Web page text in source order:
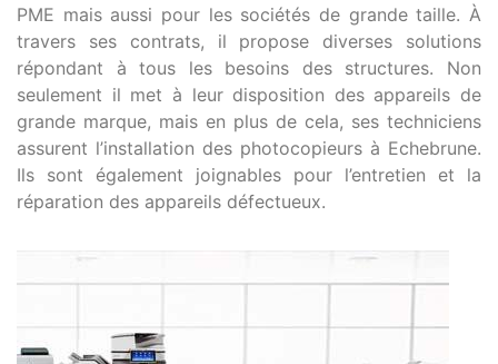
PME mais aussi pour les sociétés de grande taille. À
travers ses contrats, il propose diverses solutions
répondant à tous les besoins des structures. Non
seulement il met à leur disposition des appareils de
grande marque, mais en plus de cela, ses techniciens
assurent l’installation des photocopieurs à Echebrune.
Ils sont également joignables pour l’entretien et la
réparation des appareils défectueux.